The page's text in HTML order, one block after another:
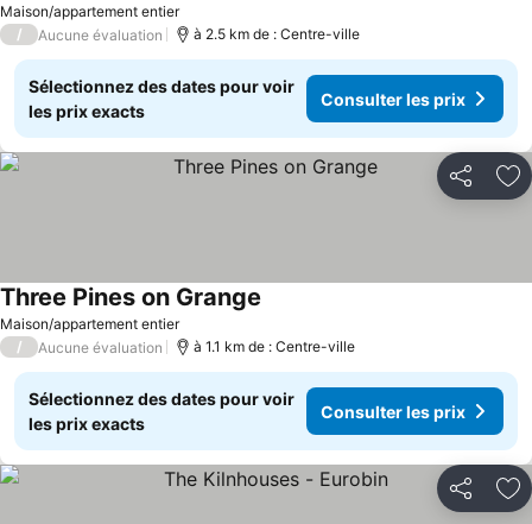
Maison/appartement entier
/ Aucune évaluation à 2.5 km de : Centre-ville
Sélectionnez des dates pour voir
les prix exacts
Consulter les prix
Partager
Maison/appartement entier
Three Pines on Grange
/ Aucune évaluation à 1.1 km de : Centre-ville
Sélectionnez des dates pour voir
les prix exacts
Consulter les prix
Partager